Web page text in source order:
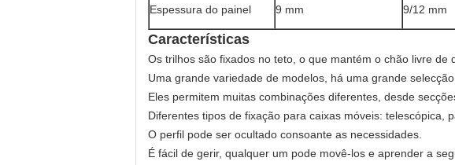
Espessura do painel 9 mm 9/12 mm
Características
Os trilhos são fixados no teto, o que mantém o chão livre de
Uma grande variedade de modelos, há uma grande
Eles permitem muitas combinações diferentes, desde
Diferentes tipos de fixação para caixas móveis: telescópica,
O perfil pode ser ocultado consoante as necessidades.
É fácil de gerir, qualquer um pode movê-los e aprender a